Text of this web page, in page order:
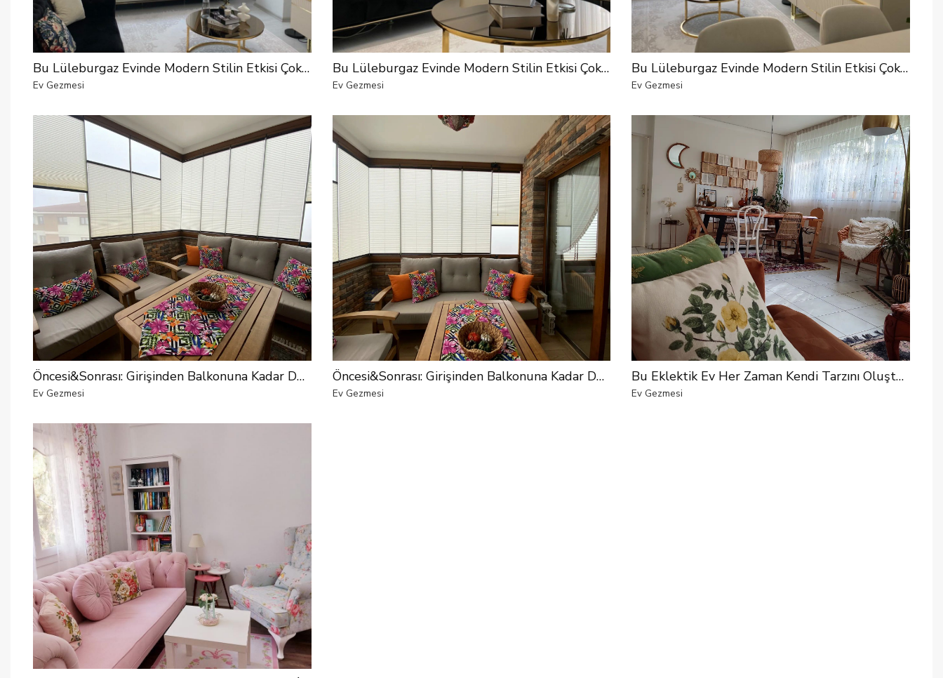
Bu Lüleburgaz Evinde Modern Stilin Etkisi Çok Fazla!
Ev Gezmesi
Bu Lüleburgaz Evinde Modern Stilin Etkisi Çok Fazla!
Ev Gezmesi
Bu Lüleburgaz Evinde Modern Stilin Etkisi Çok Fazla!
Ev Gezmesi
Öncesi&Sonrası: Girişinden Balkonuna Kadar Değişmedik Yeri Kalmamış
Ev Gezmesi
Öncesi&Sonrası: Girişinden Balkonuna Kadar Değişmedik Yeri Kalmamış
Ev Gezmesi
Bu Eklektik Ev Her Zaman Kendi Tarzını Oluşturmaktan Yana!
Ev Gezmesi